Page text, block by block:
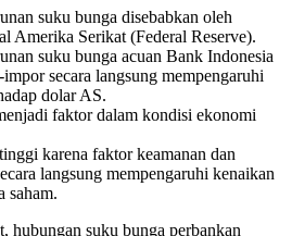
suku bunga disebabkan oleh
Amerika Serikat (Federal Reserve).
suku bunga acuan Bank Indonesia
secara langsung mempengaruhi
dolar AS.
faktor dalam kondisi ekonomi
karena faktor keamanan dan
langsung mempengaruhi kenaikan
saham.
hubungan suku bunga perbankan